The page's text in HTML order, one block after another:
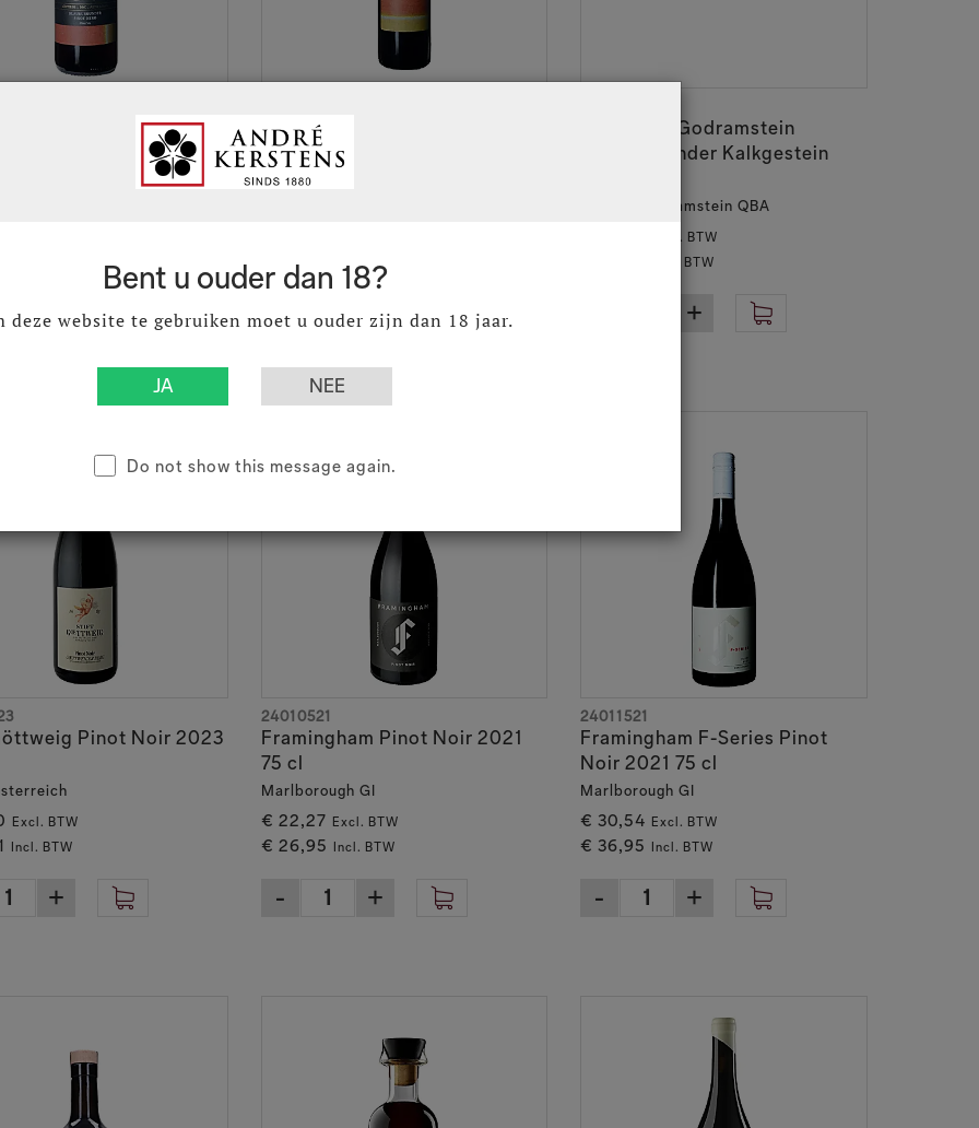
Bent u ouder dan 18?
deze website te gebruiken moet u ouder zijn dan 18 jaar.
Do not show this message again.
Pinot Nero Riserva
Laimburg Lagrein Riserva
"Barbagòl" 2022 75 cl
Alto Adige DOC
Münzberg Godramstein
Spätburgunder Kalkgestein
Landau Godramstein QBA
Excl. BTW
Incl. BTW
Pinot Noir 2023
Excl. BTW
Incl. BTW
Framingham Pinot Noir 2021
75 cl
Marlborough GI
€ 22,27 Excl. BTW
€ 26,95 Incl. BTW
24010521
Framingham F-Series Pinot
Noir 2021 75 cl
Marlborough GI
€ 30,54 Excl. BTW
€ 36,95 Incl. BTW
24011521